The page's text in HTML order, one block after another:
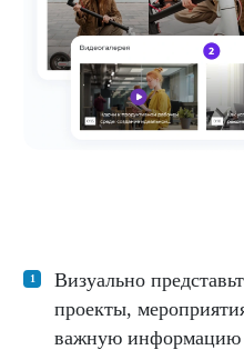
Визуально
проекты,
важную информацию